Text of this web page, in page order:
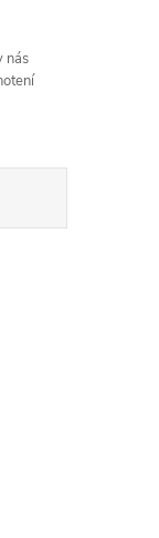
nás